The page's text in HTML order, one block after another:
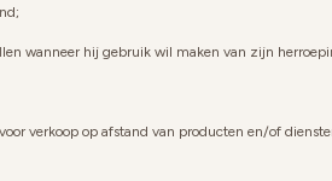
wanneer hij gebruik wil maken van zijn
verkoop op afstand van producten en/of